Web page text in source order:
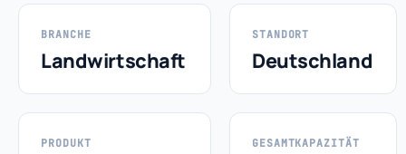
BRANCHE
Landwirtschaft
STANDORT
Deutschland
PRODUKT GESAMTKAPAZITÄT